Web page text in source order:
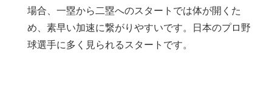
場合、一塁から二塁へのスタートでは体が開くた
め、素早い加速に繋がりやすいです。日本のプロ野
球選手に多く見られるスタートです。